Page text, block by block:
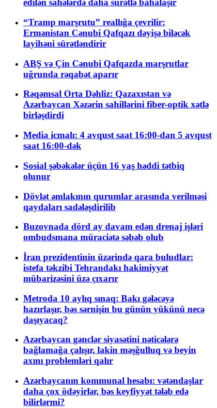
edilən sahələrdə daha sürətlə bahalaşır
“Tramp marşrutu” reallığa çevrilir:
Ermənistan Cənubi Qafqazı dəyişə biləcək
layihəni sürətləndirir
ABŞ və Çin Cənubi Qafqazda marşrutlar
uğrunda rəqabət aparır
Rəqəmsal Orta Dəhliz: Qazaxıstan və
Azərbaycan Xəzərin sahillərini fiber-optik xətlə
birləşdirdi
Media icmalı: 4 avqust saat 16:00-dan 5 avqust
saat 16:00-dək
Sosial şəbəkələr üçün 16 yaş həddi tətbiq
olunur
Dövlət əmlakının qurumlar arasında verilməsi
qaydaları sadələşdirilib
Buzovnada dörd ay davam edən drenaj işləri
ombudsmana müraciətə səbəb olub
İran prezidentinin üzərində qara buludlar:
istefa təkzibi Tehrandakı hakimiyyət
mübarizəsini üzə çıxarır
Metroda 10 aylıq sınaq: Bakı gələcəyə
hazırlaşır, bəs sərnişin bu günün yükünü necə
daşıyacaq?
Azərbaycan gənclər siyasətini nəticələrə
bağlamağa çalışır, lakin məşğulluq və beyin
axını problemləri qalır
Azərbaycanın kommunal hesabı: vətəndaşlar
daha çox ödəyirlər, bəs keyfiyyət tələb edə
bilirlərmi?